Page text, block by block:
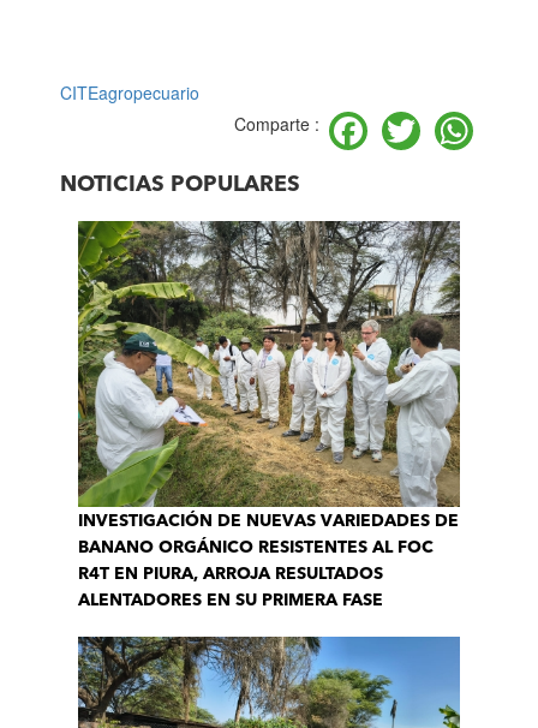
CITEagropecuario
Comparte :
Facebook
Twitter
NOTICIAS POPULARES
INVESTIGACIÓN DE NUEVAS VARIEDADES DE
BANANO ORGÁNICO RESISTENTES AL FOC
R4T EN PIURA, ARROJA RESULTADOS
ALENTADORES EN SU PRIMERA FASE